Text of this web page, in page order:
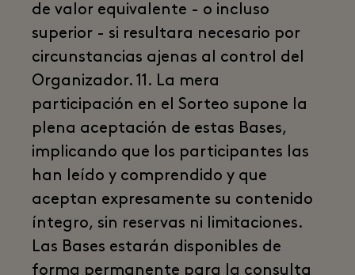
de valor equivalente - o incluso
superior - si resultara necesario por
circunstancias ajenas al control del
Organizador. 11. La mera
participación en el Sorteo supone la
plena aceptación de estas Bases,
implicando que los participantes las
han leído y comprendido y que
aceptan expresamente su contenido
íntegro, sin reservas ni limitaciones.
Las Bases estarán disponibles de
forma permanente para la consulta